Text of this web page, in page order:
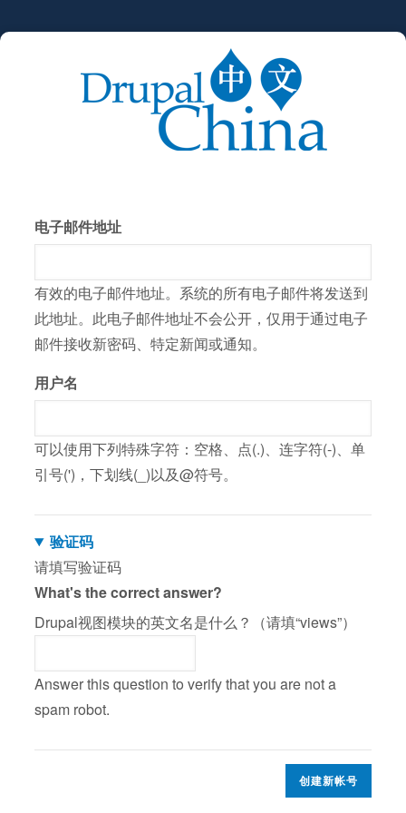
跳
电子邮件地址
有效的电子邮件地址。系统的所有电子邮件将发送到
此地址。此电子邮件地址不会公开，仅用于通过电子
邮件接收新密码、特定新闻或通知。
用户名
可以使用下列特殊字符：空格、点(.)、连字符(-)、单
引号(')，下划线(_)以及@符号。
验证码
请填写验证码
What's the correct answer?
Drupal视图模块的英文名是什么？（请填“views”）
Answer this question to verify that you are not a
spam robot.